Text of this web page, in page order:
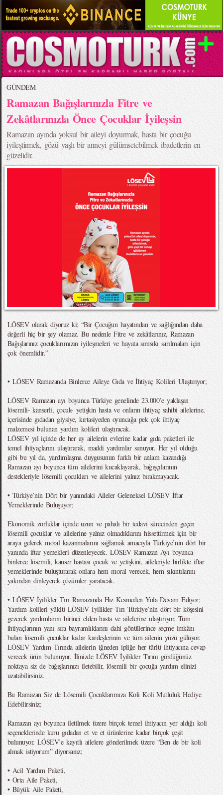
GÜNDEM
Ramazan Bağışlarınızla Fitre ve
Zekâtlarınızla Önce Çocuklar İyileşsin
Ramazan ayında yoksul bir aileyi doyurmak, hasta bir çocuğu
iyileştirmek, gözü yaşlı bir anneyi gülümsetebilmek ibadetlerin en
güzelidir.
LÖSEV olarak diyoruz ki; “Bir Çocuğun hayatından ve sağlığından daha
değerli hiç bir şey olamaz. Bu nedenle Fitre ve zekâtlarınız, Ramazan
Bağışlarınız çocuklarımızın iyileşmeleri ve hayata sımsıkı sarılmaları için
çok önemlidir.”
• LÖSEV Ramazanda Binlerce Aileye Gıda ve İhtiyaç Kolileri Ulaştırıyor;
LÖSEV Ramazan ayı boyunca Türkiye genelinde 23.000’e yaklaşan
lösemili- kanserli, çocuk- yetişkin hasta ve onların ihtiyaç sahibi ailelerine,
içerisinde gıdadan giysiye, kırtasiyeden oyuncağa pek çok ihtiyaç
malzemesi bulunan yardım kolileri ulaştıracak.
LÖSEV yıl içinde de her ay ailelerin evlerine kadar gıda paketleri ile
temel ihtiyaçlarını ulaştırarak, maddi yardımlar sunuyor. Her yıl olduğu
gibi bu yıl da, yardımlaşma duygusunun farklı bir anlam kazandığı
Ramazan ayı boyunca tüm ailelerini kucaklayarak, bağışçılarının
destekleriyle lösemili çocukları ve ailelerini yalnız bırakmayacak.
• Türkiye’nin Dört bir yanındaki Aileler Geleneksel LÖSEV İftar
Yemeklerinde Buluşuyor;
Ekonomik zorluklar içinde uzun ve pahalı bir tedavi sürecinden geçen
lösemili çocuklar ve ailelerine yalnız olmadıklarını hissettirmek için bir
araya gelerek moral kazanmalarını sağlamak amacıyla Türkiye’nin dört bir
yanında iftar yemekleri düzenleyecek. LÖSEV Ramazan Ayı boyunca
binlerce lösemili, kanser hastası çocuk ve yetişkini, aileleriyle birlikte iftar
yemeklerinde buluşturarak onlara hem moral verecek, hem sıkıntılarını
yakından dinleyerek çözümler yaratacak.
• LÖSEV İyilikler Tırı Ramazanda Hız Kesmeden Yola Devam Ediyor;
Yardım kolileri yüklü LÖSEV İyilikler Tırı Türkiye’nin dört bir köşesini
gezerek yardımlarını birinci elden hasta ve ailelerine ulaştırıyor. Tüm
ihtiyaçlarının yanı sıra bayramlıklarını dahi gönüllerince seçme imkânı
bulan lösemili çocuklar kadar kardeşlerinin ve tüm ailenin yüzü gülüyor.
LÖSEV Yardım Tırında ailelerin iğneden ipliğe her türlü ihtiyacına cevap
verecek ürün bulunuyor. İlinizde LÖSEV İyilikler Tırını gördüğünüz
noktaya siz de bağışlarınızı iletebilir, lösemili bir çocuğa yardım elinizi
uzatabilirsiniz.
Bu Ramazan Siz de Lösemili Çocuklarımıza Koli Koli Mutluluk Hediye
Edebilirsiniz;
Ramazan ayı boyunca iletilmek üzere birçok temel ihtiyacın yer aldığı koli
seçeneklerinde kuru gıdadan et ve et ürünlerine kadar birçok çeşit
bulunuyor. LÖSEV’e kayıtlı ailelere gönderilmek üzere “Ben de bir koli
almak istiyorum” diyorsanız;
• Acil Yardım Paketi,
• Orta Aile Paketi,
• Büyük Aile Paketi,